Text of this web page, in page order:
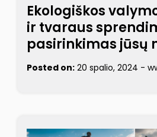
Ekologiškos
ir tvaraus
pasirinkimas jūsų
Posted on: 20 spalio, 2024 -